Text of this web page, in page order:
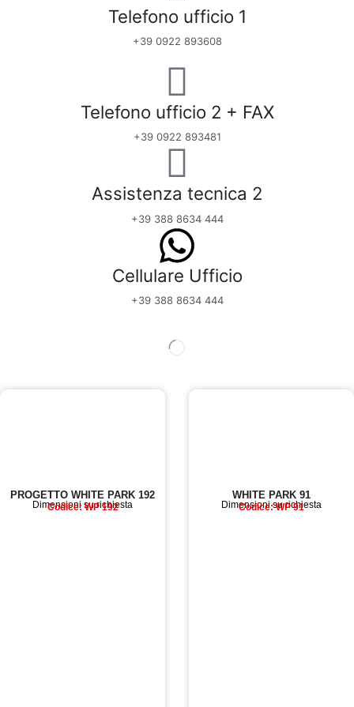
Telefono ufficio 1
+39 0922 893608
Telefono ufficio 2 + FAX
+39 0922 893481
Assistenza tecnica 2
+39 388 8634 444
Cellulare Ufficio
+39 388 8634 444
PROGETTO WHITE PARK 192
Dimensioni su richiesta
Codice: WP 192
WHITE PARK 91
Dimensioni su richiesta
Codice: WP 91